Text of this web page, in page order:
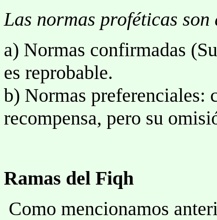
Las normas proféticas son
a) Normas confirmadas
es reprobable.
b) Normas preferenciales:
recompensa, pero su
Ramas del Fiqh
Como mencionamos